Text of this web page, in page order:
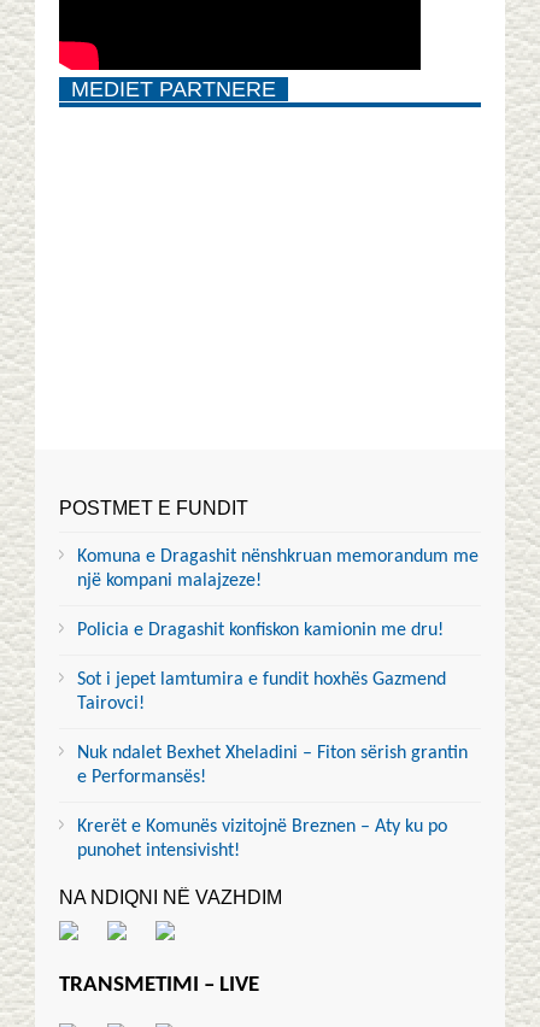
MEDIET PARTNERE
POSTMET E FUNDIT
Komuna e Dragashit nënshkruan memorandum me
një kompani malajzeze!
Policia e Dragashit konfiskon kamionin me dru!
Sot i jepet lamtumira e fundit hoxhës Gazmend
Tairovci!
Nuk ndalet Bexhet Xheladini – Fiton sërish grantin
e Performansës!
Krerët e Komunës vizitojnë Breznen – Aty ku po
punohet intensivisht!
NA NDIQNI NË VAZHDIM
TRANSMETIMI – LIVE